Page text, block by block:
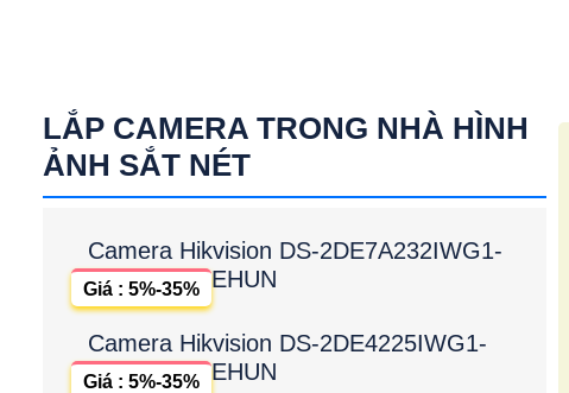
LẮP CAMERA TRONG NHÀ HÌNH
ẢNH SẮT NÉT
Camera Hikvision DS-2DE7A232IWG1-
EHUN
Giá : 5%-35%
Camera Hikvision DS-2DE4225IWG1-
EHUN
Giá : 5%-35%